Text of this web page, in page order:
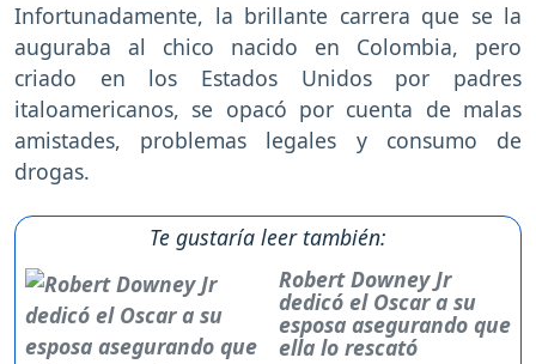
Infortunadamente, la brillante carrera que se la
auguraba al chico nacido en Colombia, pero
criado en los Estados Unidos por padres
italoamericanos, se opacó por cuenta de malas
amistades, problemas legales y consumo de
drogas.
Te gustaría leer también:
Robert Downey Jr
dedicó el Oscar a su
esposa asegurando que
ella lo rescató